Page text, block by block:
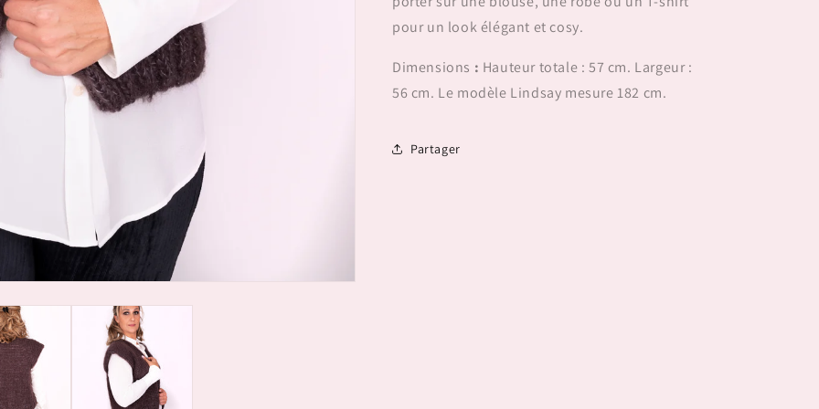
pour un look élégant et cosy.
Dimensions : Hauteur totale : 57 cm. Largeur :
56 cm. Le modèle Lindsay mesure 182 cm.
Partager